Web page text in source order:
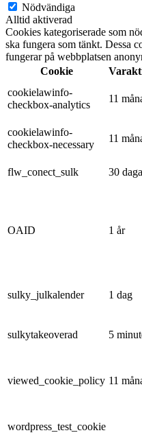
Nödvändiga
Alltid aktiverad
Cookies kategoriserade som
ska fungera som tänkt. Dessa
fungerar på webbplatsen
Cookie
cookielawinfo-
checkbox-analytics
11
cookielawinfo-
checkbox-necessary
11
flw_conect_sulk
30
OAID 1 år
sulky_julkalender 1 dag
sulkytakeoverad 5
viewed_cookie_policy 11
wordpress_test_cookie